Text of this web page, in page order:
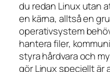
du redan Linux utan
en kärna, alltså en
operativsystem
hantera filer,
styra hårdvara och
gör Linux speciellt är